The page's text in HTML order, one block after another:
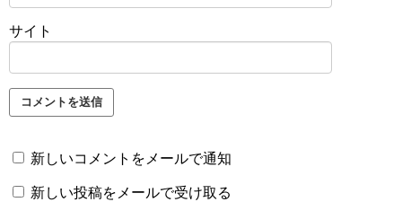
サイト
新しいコメントをメールで通知
新しい投稿をメールで受け取る